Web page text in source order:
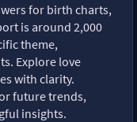
for birth charts,
is around 2,000
theme,
Explore love
with clarity.
future trends,
insights.